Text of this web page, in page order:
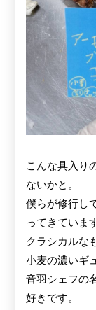
こんな具入り
ないかと。
僕らが修行し
ってきていま
クラシカルな
小麦の濃いギ
音羽シェフの
好きです。